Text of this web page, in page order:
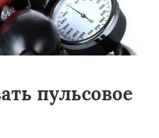
пульсовое